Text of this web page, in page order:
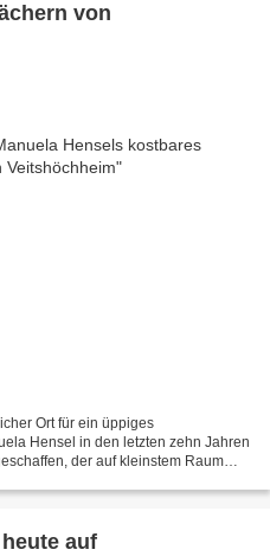
von
Ort für ein üppiges
Hensel in den letzten zehn Jahren
der auf kleinstem Raum
auf